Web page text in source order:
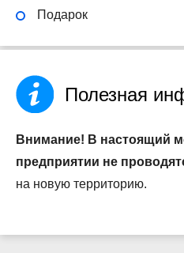
Подарок
Полезная
Внимание! В настоящий
предприятии не
на новую территорию.